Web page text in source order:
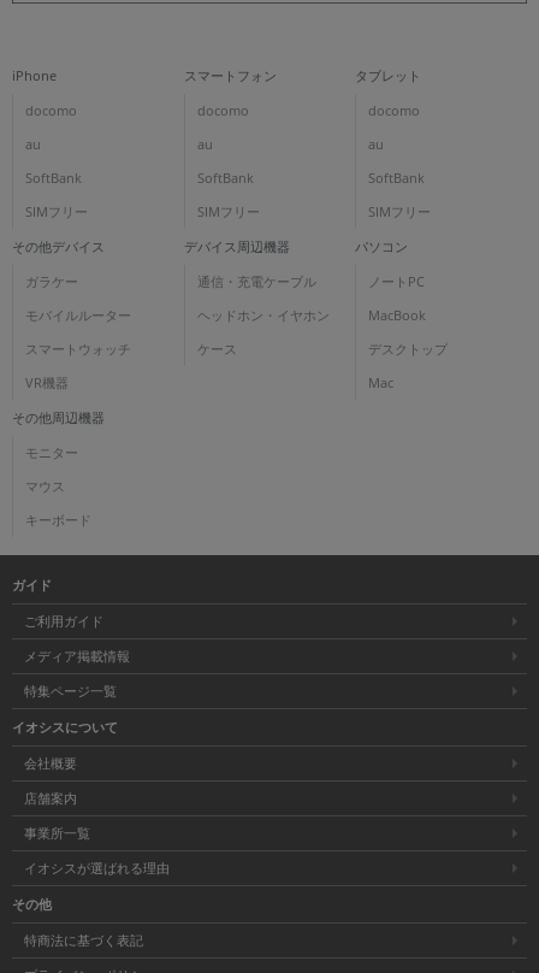
iPhone
docomo
au
SoftBank
SIMフリー
スマートフォン
docomo
au
SoftBank
SIMフリー
タブレット
docomo
au
SoftBank
SIMフリー
その他デバイス
ガラケー
モバイルルーター
スマートウォッチ
VR機器
デバイス周辺機器
通信・充電ケーブル
ヘッドホン・イヤホン
ケース
パソコン
ノートPC
MacBook
デスクトップ
Mac
その他周辺機器
モニター
マウス
キーボード
ガイド
ご利用ガイド
メディア掲載情報
特集ページ一覧
イオシスについて
会社概要
店舗案内
事業所一覧
イオシスが選ばれる理由
その他
特商法に基づく表記